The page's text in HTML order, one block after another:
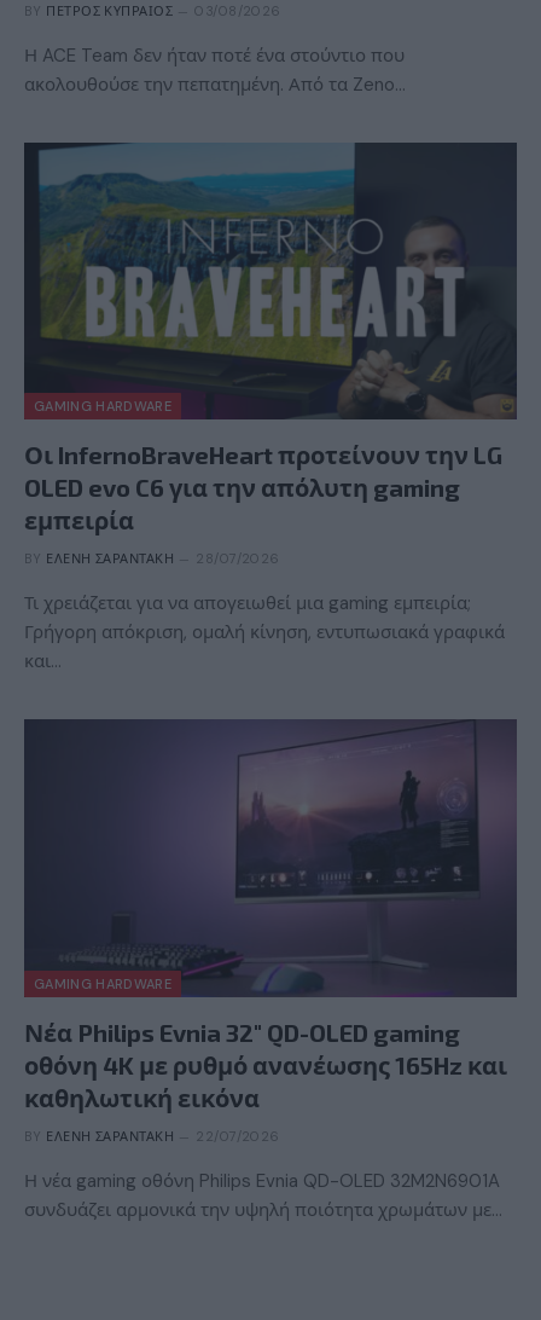
BY ΠΈΤΡΟΣ ΚΥΠΡΑΊΟΣ 03/08/2026
Η ACE Team δεν ήταν ποτέ ένα στούντιο που
ακολουθούσε την πεπατημένη. Από τα Zeno…
GAMING HARDWARE
Οι InfernoBraveHeart προτείνουν την LG
OLED evo C6 για την απόλυτη gaming
εμπειρία
BY ΕΛΈΝΗ ΣΑΡΑΝΤΆΚΗ 28/07/2026
Τι χρειάζεται για να απογειωθεί μια gaming εμπειρία;
Γρήγορη απόκριση, ομαλή κίνηση, εντυπωσιακά γραφικά
και…
GAMING HARDWARE
Νέα Philips Evnia 32″ QD-OLED gaming
οθόνη 4K με ρυθμό ανανέωσης 165Hz και
καθηλωτική εικόνα
BY ΕΛΈΝΗ ΣΑΡΑΝΤΆΚΗ 22/07/2026
Η νέα gaming οθόνη Philips Evnia QD-OLED 32M2N6901A
συνδυάζει αρμονικά την υψηλή ποιότητα χρωμάτων με…